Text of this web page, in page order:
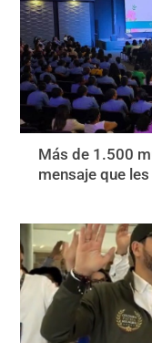
Más de 1.500
mensaje que